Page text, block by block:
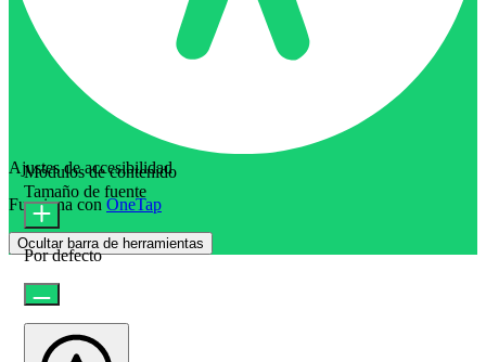
Ajustes de accesibilidad
Funciona con OneTap
Ocultar barra de herramientas
Módulos de contenido
Tamaño de fuente
Por defecto